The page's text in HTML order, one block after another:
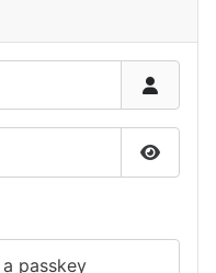
Show
passkey